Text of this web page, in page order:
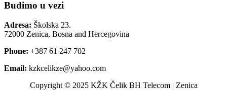
Budimo u vezi
Adresa: Školska 23.
72000 Zenica, Bosna and Hercegovina
Phone: +387 61 247 702
Email: kzkcelikze@yahoo.com
Copyright © 2025 KŽK Čelik BH Telecom | Zenica